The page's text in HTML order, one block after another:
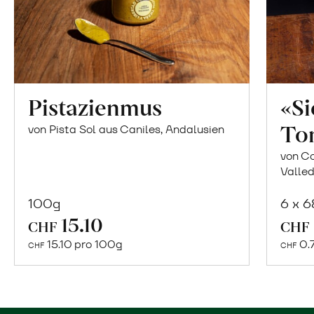
Pistazienmus
von Pista Sol aus Caniles, Andalusien
100g
CHF 15.10
CHF 15.10 pro 100gWarenkorb
von
6 x
CHF
CHF